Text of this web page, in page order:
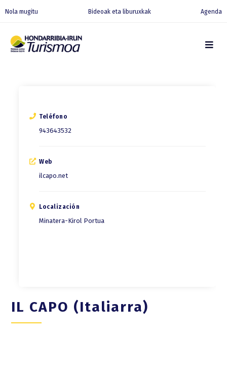
Nola mugitu Bideoak eta liburuxkak Agenda
Teléfono
943643532
Web
ilcapo.net
Localización
Minatera-Kirol Portua
IL CAPO (Italiarra)